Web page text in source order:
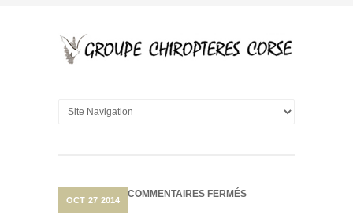
OCT 27 2014
COMMENTAIRES FERMÉSSUR